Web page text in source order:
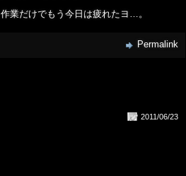
業だけでもう今日は疲れたヨ…。
Permalink
2011/06/23